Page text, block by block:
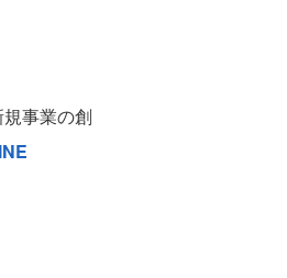
事業の創